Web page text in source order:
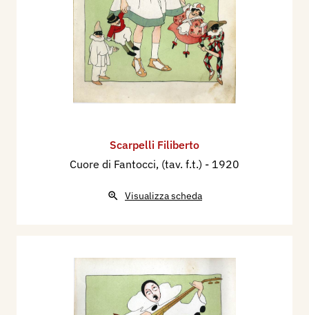
Scarpelli Filiberto
Cuore di Fantocci, (tav. f.t.) - 1920
Visualizza scheda